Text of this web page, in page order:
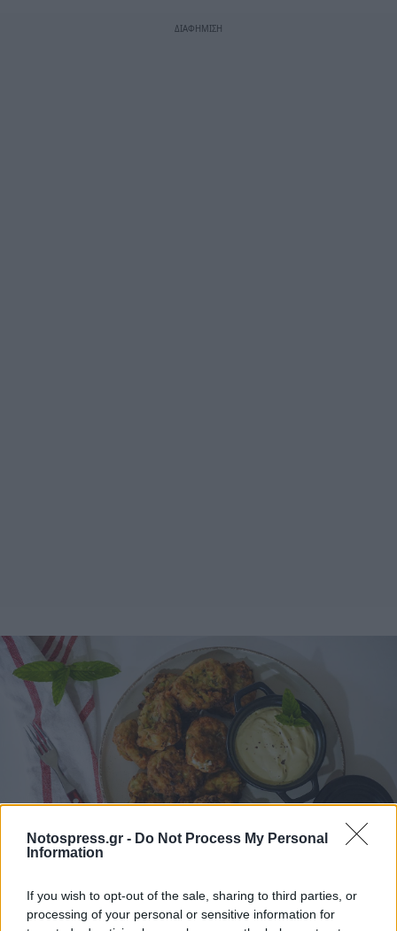
Notospress.gr - Do Not Process My Personal
Information
If you wish to opt-out of the sale, sharing to third parties, or
processing of your personal or sensitive information for